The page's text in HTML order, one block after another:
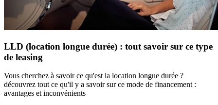
LLD (location longue durée) : tout savoir sur ce type
de leasing
Vous cherchez à savoir ce qu'est la location longue durée ?
découvrez tout ce qu'il y a savoir sur ce mode de financement :
avantages et inconvénients